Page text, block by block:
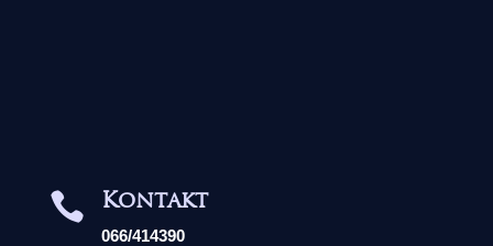
 Kontakt
066/414390